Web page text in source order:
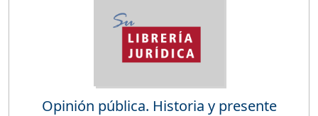
Opinión pública. Historia y presente